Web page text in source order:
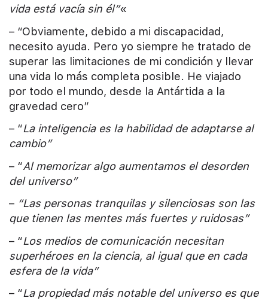
vida está vacía sin él”«
– “Obviamente, debido a mi discapacidad,
necesito ayuda. Pero yo siempre he tratado de
superar las limitaciones de mi condición y llevar
una vida lo más completa posible. He viajado
por todo el mundo, desde la Antártida a la
gravedad cero”
– “La inteligencia es la habilidad de adaptarse al
cambio”
– “Al memorizar algo aumentamos el desorden
del universo”
– “Las personas tranquilas y silenciosas son las
que tienen las mentes más fuertes y ruidosas”
– “Los medios de comunicación necesitan
superhéroes en la ciencia, al igual que en cada
esfera de la vida”
– “La propiedad más notable del universo es que